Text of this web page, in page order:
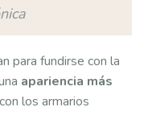
para fundirse con la
apariencia más
los armarios